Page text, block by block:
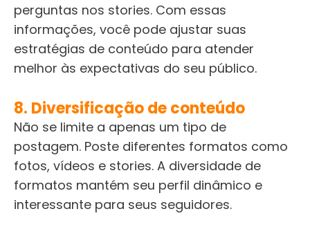
perguntas nos stories. Com essas
informações, você pode ajustar suas
estratégias de conteúdo para atender
melhor às expectativas do seu público.
8. Diversificação de conteúdo
Não se limite a apenas um tipo de
postagem. Poste diferentes formatos como
fotos, vídeos e stories. A diversidade de
formatos mantém seu perfil dinâmico e
interessante para seus seguidores.